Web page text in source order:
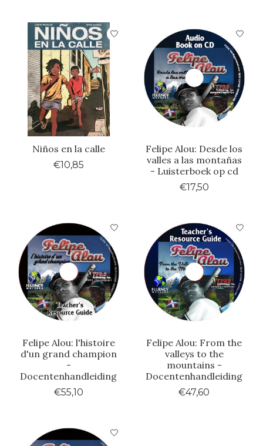
Niños en la calle
€10,85
Felipe Alou: Desde los
valles a las montañas
- Luisterboek op cd
€17,50
Felipe Alou: l'histoire
d'un grand champion
-
Docentenhandleiding
€55,10
Felipe Alou: From the
valleys to the
mountains -
Docentenhandleiding
€47,60